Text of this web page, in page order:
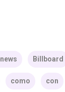
Billboard
como con